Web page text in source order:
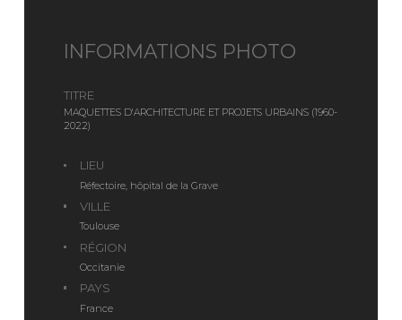
INFORMATIONS PHOTO
TITRE
MAQUETTES D'ARCHITECTURE ET PROJETS URBAINS (1960-
2022)
LIEU
Réfectoire, hôpital de la Grave
VILLE
Toulouse
RÉGION
Occitanie
PAYS
France